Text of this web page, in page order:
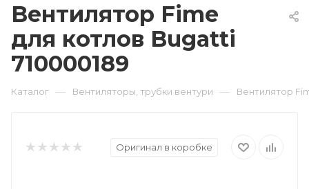
Вентилятор Fime
для котлов Bugatti
710000189
Каталог — Вентиляторы, трубки вентури — Вентилятор
Оригинал в коробке